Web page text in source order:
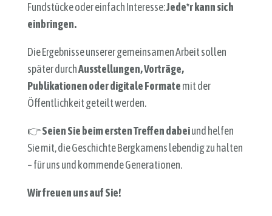
Fundstücke oder einfach Interesse:Jede*r kann sich
einbringen.
Die Ergebnisse unserer gemeinsamen Arbeit sollen
später durchAusstellungen, Vorträge,
Publikationen oder digitale Formatemit der
Öffentlichkeit geteilt werden.
👉Seien Sie beim ersten Treffen dabeiund helfen
Sie mit, die Geschichte Bergkamens lebendig zu halten
– für uns und kommende Generationen.
Wir freuen uns auf Sie!